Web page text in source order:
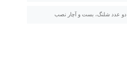
دو عدد شلنگ، بست و آچار نصب